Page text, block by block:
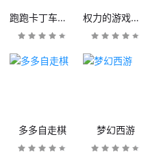
跑跑卡丁车官方竞速版 权力的游戏：凛冬将至
多多自走棋 梦幻西游